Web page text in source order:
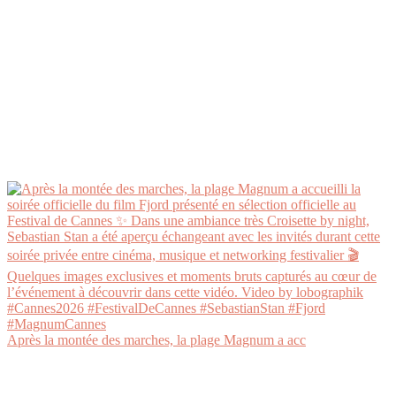
Après la montée des marches, la plage Magnum a acc